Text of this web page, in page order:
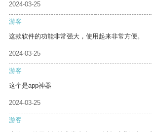
2024-03-25
游客
这款软件的功能非常强大，使用起来非常方便。
2024-03-25
游客
这个是app神器
2024-03-25
游客